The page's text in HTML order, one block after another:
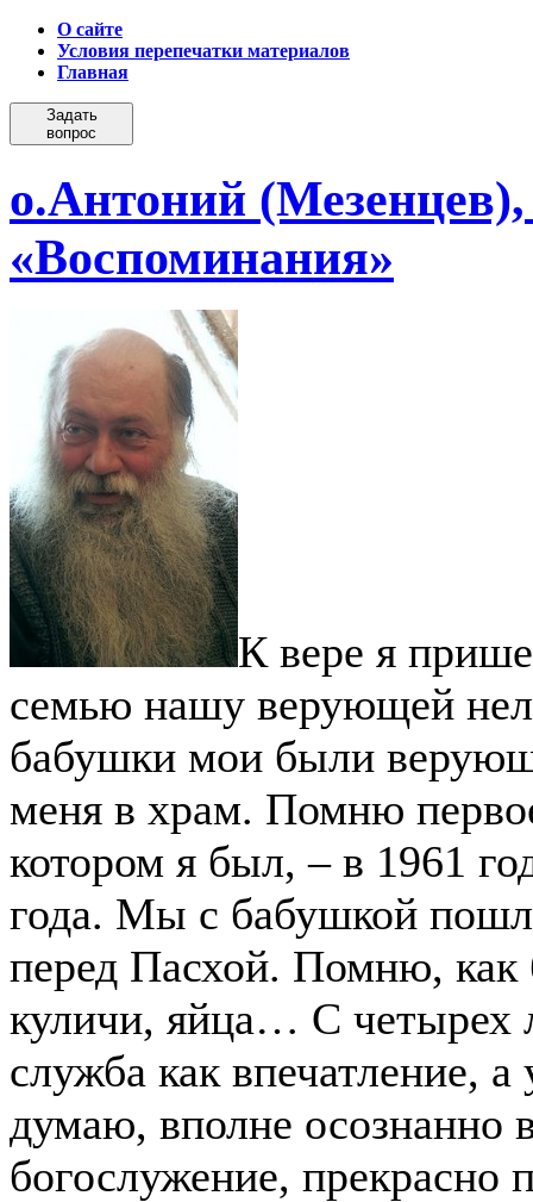
О сайте
Условия перепечатки материалов
Главная
Задать
вопрос
о.Антоний
«Воспоминания»
К вере я
семью нашу верующей
бабушки мои были
меня в храм. Помню
котором я был, – в 1961
года. Мы с бабушкой
перед Пасхой. Помню, как
куличи, яйца… С четырех
служба как впечатление,
думаю, вполне осознанно
богослужение, прекрасно